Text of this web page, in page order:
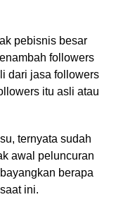
pebisnis besar
followers
dari jasa followers
itu asli atau
ternyata sudah
awal peluncuran
berapa
ini.